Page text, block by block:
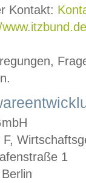
Kontakt:
F,
1